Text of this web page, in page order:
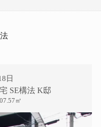
日
SE構法 K邸
㎡